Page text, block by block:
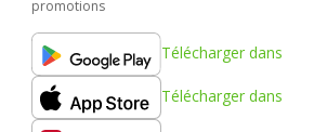
promotions
Télécharger dans
Télécharger dans